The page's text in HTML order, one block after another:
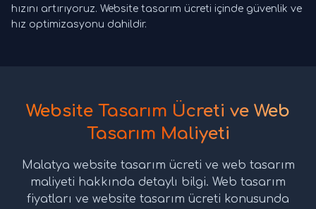
hızını artırıyoruz. Website tasarım ücreti içinde güvenlik ve
hız optimizasyonu dahildir.
Website Tasarım Ücreti ve Web
Tasarım Maliyeti
Malatya website tasarım ücreti ve web tasarım
maliyeti hakkında detaylı bilgi. Web tasarım
fiyatları ve website tasarım ücreti konusunda